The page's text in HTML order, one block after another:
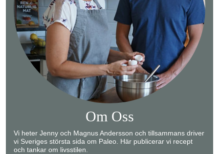
Om Oss
Vi heter Jenny och Magnus Andersson och tillsammans driver
vi Sveriges största sida om Paleo. Här publicerar vi recept
och tankar om livsstilen.